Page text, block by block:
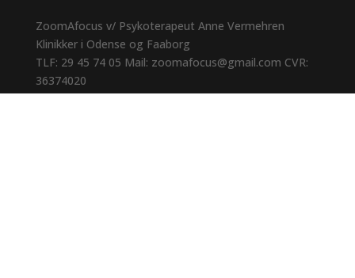
ZoomAfocus v/ Psykoterapeut Anne Vermehren
Klinikker i Odense og Faaborg
TLF: 29 45 74 05 Mail: zoomafocus@gmail.com CVR:
36374020